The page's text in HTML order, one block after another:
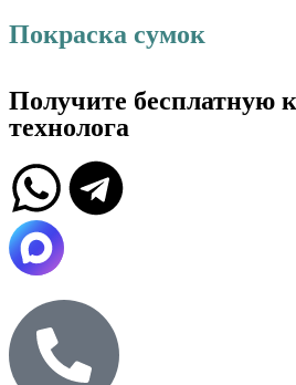
Покраска сумок
Получите бесплатную
технолога